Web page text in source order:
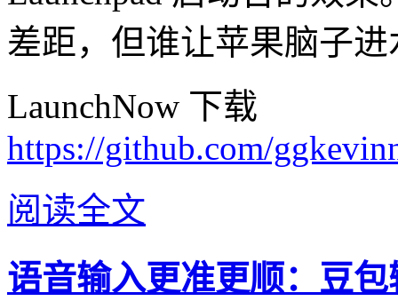
差距，但谁让苹果脑子进
LaunchNow 下载
https://github.com/
阅读全文
语音输入更准更顺：豆